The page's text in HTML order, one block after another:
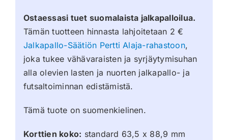
Ostaessasi tuet suomalaista jalkapalloilua.
Tämän tuotteen hinnasta lahjoitetaan 2 €
Jalkapallo-Säätiön Pertti Alaja-rahastoon,
joka tukee vähävaraisten ja syrjäytymisuhan
alla olevien lasten ja nuorten jalkapallo- ja
futsaltoiminnan edistämistä.
Tämä tuote on suomenkielinen.
Korttien koko: standard 63,5 x 88,9 mm